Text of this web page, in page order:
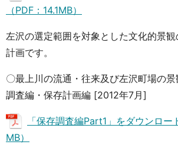
（PDF：14.1MB）
左沢の選定範囲を対象とした文化的景
計画です。
〇最上川の流通・往来及び左沢町場の
調査編・保存計画編 [2012年7月]
「保存調査編Part1」をダウンロ
MB）